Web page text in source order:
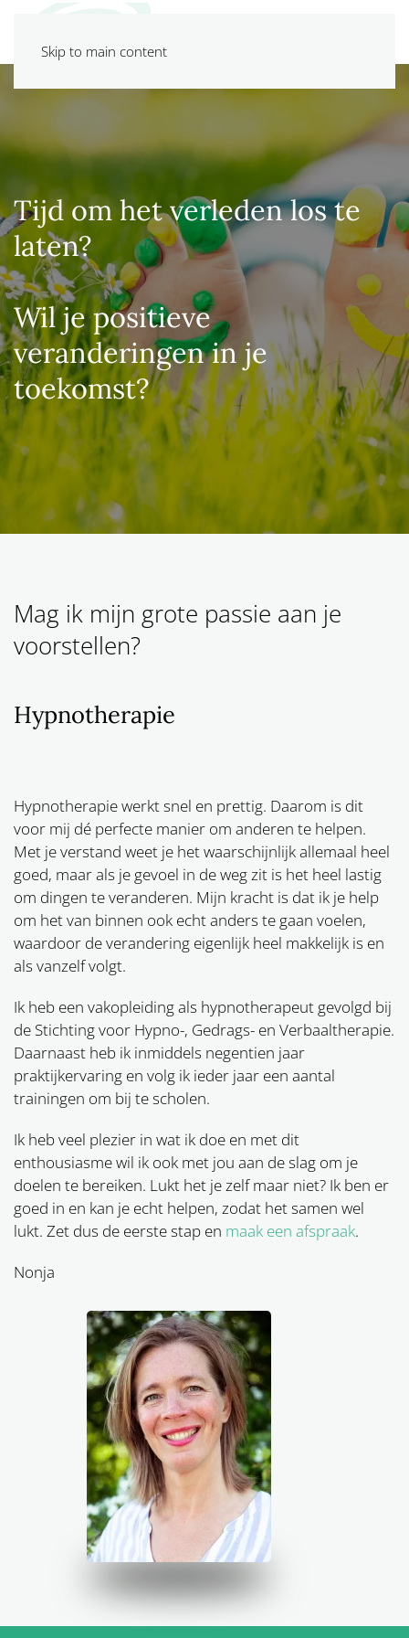
Skip to main content
Tijd om het verleden los te
laten?
Wil je positieve
veranderingen in je
toekomst?
Mag ik mijn grote passie aan je
voorstellen?
Hypnotherapie
Hypnotherapie werkt snel en prettig. Daarom is dit
voor mij dé perfecte manier om anderen te helpen.
Met je verstand weet je het waarschijnlijk allemaal heel
goed, maar als je gevoel in de weg zit is het heel lastig
om dingen te veranderen. Mijn kracht is dat ik je help
om het van binnen ook echt anders te gaan voelen,
waardoor de verandering eigenlijk heel makkelijk is en
als vanzelf volgt.
Ik heb een vakopleiding als hypnotherapeut gevolgd bij
de Stichting voor Hypno-, Gedrags- en Verbaaltherapie.
Daarnaast heb ik inmiddels negentien jaar
praktijkervaring en volg ik ieder jaar een aantal
trainingen om bij te scholen.
Ik heb veel plezier in wat ik doe en met dit
enthousiasme wil ik ook met jou aan de slag om je
doelen te bereiken. Lukt het je zelf maar niet? Ik ben er
goed in en kan je echt helpen, zodat het samen wel
lukt. Zet dus de eerste stap en maak een afspraak.
Nonja